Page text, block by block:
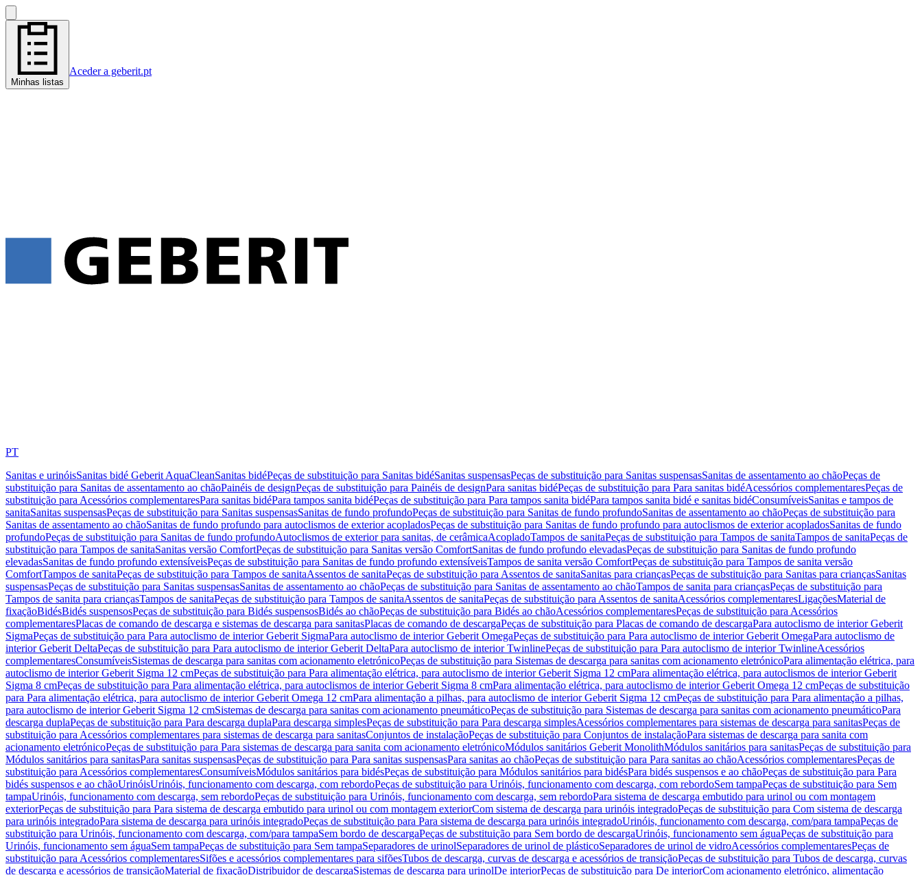
Minhas listas
Aceder a geberit.pt
PT
Sanitas e urinóisSanitas bidé Geberit AquaCleanSanitas bidéPeças de substituição para Sanitas bidéSanitas suspensasPeças de substituição para Sanitas suspensasSanitas de assentamento ao chãoPeças de
substituição para Sanitas de assentamento ao chãoPainéis de designPeças de substituição para Painéis de designPara sanitas bidéPeças de substituição para Para sanitas bidéAcessórios complementaresPeças de
substituição para Acessórios complementaresPara sanitas bidéPara tampos sanita bidéPeças de substituição para Para tampos sanita bidéPara tampos sanita bidé e sanitas bidéConsumíveisSanitas e tampos de
sanitaSanitas suspensasPeças de substituição para Sanitas suspensasSanitas de fundo profundoPeças de substituição para Sanitas de fundo profundoSanitas de assentamento ao chãoPeças de substituição para
Sanitas de assentamento ao chãoSanitas de fundo profundo para autoclismos de exterior acopladosPeças de substituição para Sanitas de fundo profundo para autoclismos de exterior acopladosSanitas de fundo
profundoPeças de substituição para Sanitas de fundo profundoAutoclismos de exterior para sanitas, de cerâmicaAcopladoTampos de sanitaPeças de substituição para Tampos de sanitaTampos de sanitaPeças de
substituição para Tampos de sanitaSanitas versão ComfortPeças de substituição para Sanitas versão ComfortSanitas de fundo profundo elevadasPeças de substituição para Sanitas de fundo profundo
elevadasSanitas de fundo profundo extensíveisPeças de substituição para Sanitas de fundo profundo extensíveisTampos de sanita versão ComfortPeças de substituição para Tampos de sanita versão
ComfortTampos de sanitaPeças de substituição para Tampos de sanitaAssentos de sanitaPeças de substituição para Assentos de sanitaSanitas para criançasPeças de substituição para Sanitas para criançasSanitas
suspensasPeças de substituição para Sanitas suspensasSanitas de assentamento ao chãoPeças de substituição para Sanitas de assentamento ao chãoTampos de sanita para criançasPeças de substituição para
Tampos de sanita para criançasTampos de sanitaPeças de substituição para Tampos de sanitaAssentos de sanitaPeças de substituição para Assentos de sanitaAcessórios complementaresLigaçõesMaterial de
fixaçãoBidésBidés suspensosPeças de substituição para Bidés suspensosBidés ao chãoPeças de substituição para Bidés ao chãoAcessórios complementaresPeças de substituição para Acessórios
complementaresPlacas de comando de descarga e sistemas de descarga para sanitasPlacas de comando de descargaPeças de substituição para Placas de comando de descargaPara autoclismo de interior Geberit
SigmaPeças de substituição para Para autoclismo de interior Geberit SigmaPara autoclismo de interior Geberit OmegaPeças de substituição para Para autoclismo de interior Geberit OmegaPara autoclismo de
interior Geberit DeltaPeças de substituição para Para autoclismo de interior Geberit DeltaPara autoclismo de interior TwinlinePeças de substituição para Para autoclismo de interior TwinlineAcessórios
complementaresConsumíveisSistemas de descarga para sanitas com acionamento eletrónicoPeças de substituição para Sistemas de descarga para sanitas com acionamento eletrónicoPara alimentação elétrica, para
autoclismo de interior Geberit Sigma 12 cmPeças de substituição para Para alimentação elétrica, para autoclismo de interior Geberit Sigma 12 cmPara alimentação elétrica, para autoclismos de interior Geberit
Sigma 8 cmPeças de substituição para Para alimentação elétrica, para autoclismos de interior Geberit Sigma 8 cmPara alimentação elétrica, para autoclismo de interior Geberit Omega 12 cmPeças de substituição
para Para alimentação elétrica, para autoclismo de interior Geberit Omega 12 cmPara alimentação a pilhas, para autoclismo de interior Geberit Sigma 12 cmPeças de substituição para Para alimentação a pilhas,
para autoclismo de interior Geberit Sigma 12 cmSistemas de descarga para sanitas com acionamento pneumáticoPeças de substituição para Sistemas de descarga para sanitas com acionamento pneumáticoPara
descarga duplaPeças de substituição para Para descarga duplaPara descarga simplesPeças de substituição para Para descarga simplesAcessórios complementares para sistemas de descarga para sanitasPeças de
substituição para Acessórios complementares para sistemas de descarga para sanitasConjuntos de instalaçãoPeças de substituição para Conjuntos de instalaçãoPara sistemas de descarga para sanita com
acionamento eletrónicoPeças de substituição para Para sistemas de descarga para sanita com acionamento eletrónicoMódulos sanitários Geberit MonolithMódulos sanitários para sanitasPeças de substituição para
Módulos sanitários para sanitasPara sanitas suspensasPeças de substituição para Para sanitas suspensasPara sanitas ao chãoPeças de substituição para Para sanitas ao chãoAcessórios complementaresPeças de
substituição para Acessórios complementaresConsumíveisMódulos sanitários para bidésPeças de substituição para Módulos sanitários para bidésPara bidés suspensos e ao chãoPeças de substituição para Para
bidés suspensos e ao chãoUrinóisUrinóis, funcionamento com descarga, com rebordoPeças de substituição para Urinóis, funcionamento com descarga, com rebordoSem tampaPeças de substituição para Sem
tampaUrinóis, funcionamento com descarga, sem rebordoPeças de substituição para Urinóis, funcionamento com descarga, sem rebordoPara sistema de descarga embutido para urinol ou com montagem
exteriorPeças de substituição para Para sistema de descarga embutido para urinol ou com montagem exteriorCom sistema de descarga para urinóis integradoPeças de substituição para Com sistema de descarga
para urinóis integradoPara sistema de descarga para urinóis integradoPeças de substituição para Para sistema de descarga para urinóis integradoUrinóis, funcionamento com descarga, com/para tampaPeças de
substituição para Urinóis, funcionamento com descarga, com/para tampaSem bordo de descargaPeças de substituição para Sem bordo de descargaUrinóis, funcionamento sem águaPeças de substituição para
Urinóis, funcionamento sem águaSem tampaPeças de substituição para Sem tampaSeparadores de urinolSeparadores de urinol de plásticoSeparadores de urinol de vidroAcessórios complementaresPeças de
substituição para Acessórios complementaresSifões e acessórios complementares para sifõesTubos de descarga, curvas de descarga e acessórios de transiçãoPeças de substituição para Tubos de descarga, curvas
de descarga e acessórios de transiçãoMaterial de fixaçãoDistribuidor de descargaSistemas de descarga para urinolDe interiorPeças de substituição para De interiorCom acionamento eletrónico, alimentação